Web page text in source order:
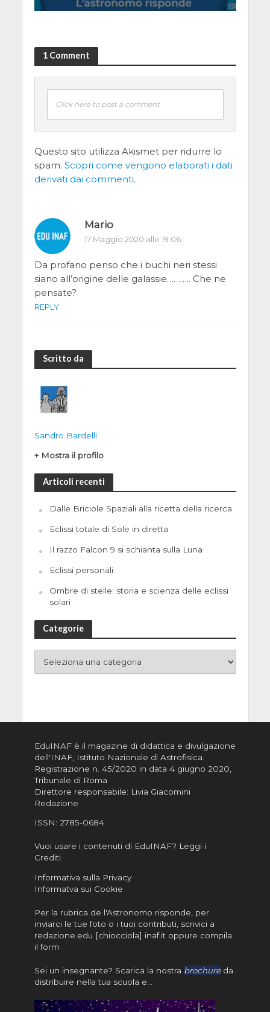
1 Comment
Click here to post a comment
Questo sito utilizza Akismet per ridurre lo
spam. Scopri come vengono elaborati i dati
derivati dai commenti.
Mario
17 Maggio 2020 alle 19:06
Da profano penso che i buchi neri stessi
siano all’origine delle galassie……….. Che ne
pensate?
REPLY
Scritto da
Sandro Bardelli
+ Mostra il profilo
Articoli recenti
Dalle Briciole Spaziali alla ricetta della ricerca
Eclissi totale di Sole in diretta
Il razzo Falcon 9 si schianta sulla Luna
Eclissi personali
Ombre di stelle: storia e scienza delle eclissi
solari
Categorie
EduINAF è il magazine di didattica e divulgazione
dell'INAF, Istituto Nazionale di Astrofisica
Registrazione n. 45/2020 in data 4 giugno 2020,
Tribunale di Roma
Direttore responsabile: Livia Giacomini
Redazione
ISSN: 2785-0684
Vuoi usare i contenuti di EduINAF? Leggi i
Crediti.
Informativa sulla Privacy
Informatva sui Cookie
Per la rubrica de l'Astronomo risponde, per
inviarci le tue foto o i tuoi contributi, scrivici a
redazione.edu [chiocciola] inaf.it oppure compila
il form
Sei un insegnante? Scarica la nostra brochureda
distribuire nella tua scuola e…